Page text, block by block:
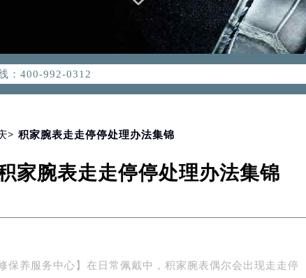
级公告
：400-992-0312
服务覆盖中国大陆、香港、澳门、台湾全部区域（非大陆需
：
W3座6层602室（需提前预约）
37层3705室（需提前预约）
号楼18层1803室（需提前预约）
> 积家腕表走走停停处理办法集锦
家腕表走走停停处理办法集锦
保养服务中心】在日常佩戴中，积家腕表偶尔会出现走走停